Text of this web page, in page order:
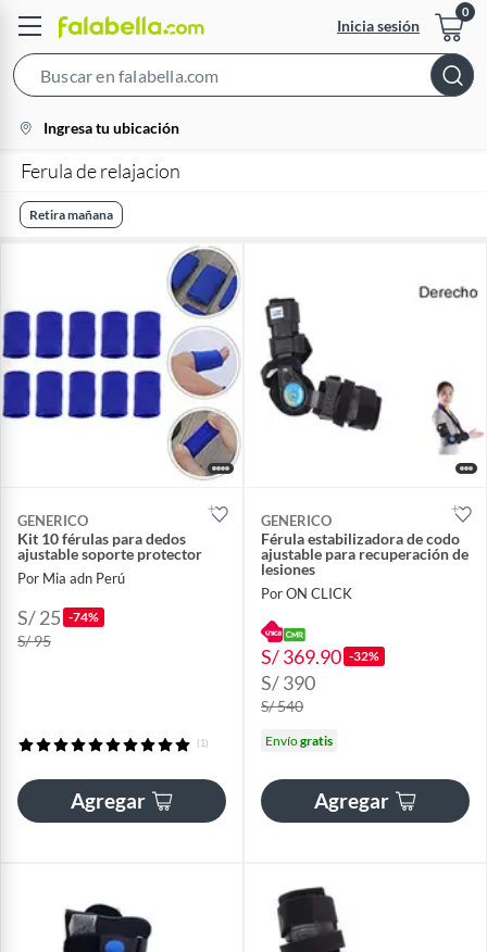
Inicia sesión
Bar
location-
icon
Ingresa tu ubicación
Ferula de relajacion
Retira mañana
GENERICO
Kit 10 férulas para dedos
ajustable soporte protector
Por Mia adn Perú
S/ 25 -74%
S/ 95
(1)
Agregar
GENERICO
Férula estabilizadora de codo
ajustable para recuperación de
lesiones
Por ON CLICK
S/ 369.90 -32%
S/ 390
S/ 540
Envíogratis
Agregar